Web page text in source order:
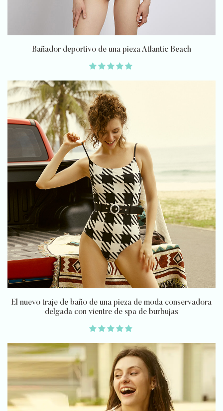
Bañador deportivo de una pieza Atlantic Beach
El nuevo traje de baño de una pieza de moda conservadora
delgada con vientre de spa de burbujas